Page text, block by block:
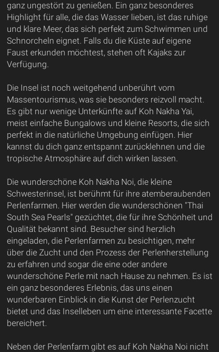
ganz ungestört zu genießen. Ein ganz besonderes
Highlight für alle, die das Wasser lieben, ist das ruhige
und klare Meer, das sich perfekt zum Schwimmen und
Schnorcheln eignet. Falls du die Küste auf eigene
Faust erkunden möchtest, stehen oft Kajaks zur
Verfügung.
Die Insel ist noch weitgehend unberührt vom
Massentourismus, was sie besonders reizvoll macht.
Es gibt nur wenige Unterkünfte auf Koh Nakha Yai,
meist einfache Bungalows und kleine Resorts, die sich
perfekt in die natürliche Umgebung einfügen. Hier
kannst du dich ganz entspannt zurücklehnen und die
tropische Atmosphäre auf dich wirken lassen.
Die wunderschöne Koh Nakha Noi, die kleine
Schwesterinsel, ist berühmt für ihre atemberaubenden
Perlenfarmen. Hier werden die wunderschönen "Thai
South Sea Pearls" gezüchtet, die für ihre Schönheit und
Qualität bekannt sind. Besucher sind herzlich
eingeladen, die Perlenfarmen zu besichtigen, mehr
über die Zucht und den Prozess der Perlenherstellung
zu erfahren und sogar die eine oder andere
wunderschöne Perle mit nach Hause zu nehmen. Es ist
ein ganz besonderes Erlebnis, das uns einen
wunderbaren Einblick in die Kunst der Perlenzucht
bietet und das Inselleben um eine interessante Facette
bereichert.
Neben der Perlenfarm gibt es auf Koh Nakha Noi nicht